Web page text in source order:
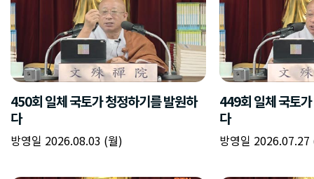
450회 일체 국토가 청정하기를 발원하
다
방영일 2026.08.03 (월)
449회 일체 국토
다
방영일 2026.07.27